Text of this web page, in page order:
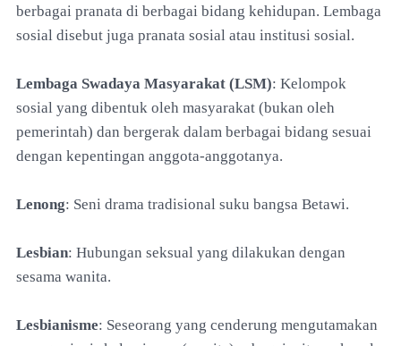
berbagai pranata di berbagai bidang kehidupan. Lembaga
sosial disebut juga pranata sosial atau institusi sosial.
Lembaga Swadaya Masyarakat (LSM): Kelompok
sosial yang dibentuk oleh masyarakat (bukan oleh
pemerintah) dan bergerak dalam berbagai bidang sesuai
dengan kepentingan anggota-anggotanya.
Lenong: Seni drama tradisional suku bangsa Betawi.
Lesbian: Hubungan seksual yang dilakukan dengan
sesama wanita.
Lesbianisme: Seseorang yang cenderung mengutamakan